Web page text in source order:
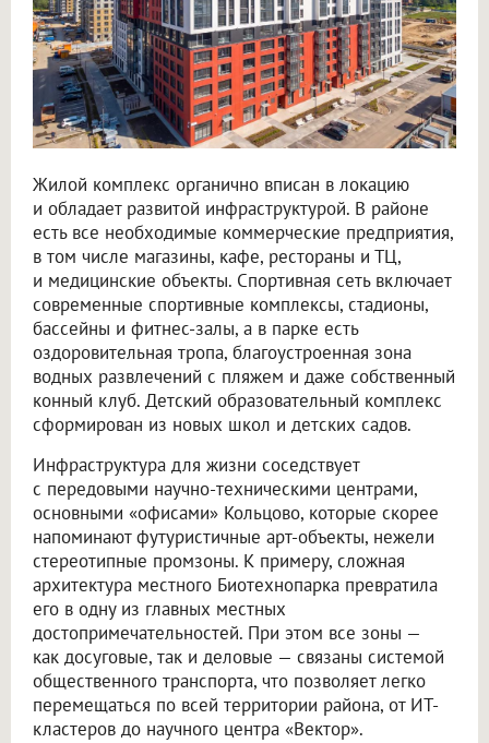
Жилой комплекс органично вписан в локацию
и обладает развитой инфраструктурой. В районе
есть все необходимые коммерческие предприятия,
в том числе магазины, кафе, рестораны и ТЦ,
и медицинские объекты. Спортивная сеть включает
современные спортивные комплексы, стадионы,
бассейны и фитнес-залы, а в парке есть
оздоровительная тропа, благоустроенная зона
водных развлечений с пляжем и даже собственный
конный клуб. Детский образовательный комплекс
сформирован из новых школ и детских садов.
Инфраструктура для жизни соседствует
с передовыми научно-техническими центрами,
основными «офисами» Кольцово, которые скорее
напоминают футуристичные арт-объекты, нежели
стереотипные промзоны. К примеру, сложная
архитектура местного Биотехнопарка превратила
его в одну из главных местных
достопримечательностей. При этом все зоны —
как досуговые, так и деловые — связаны системой
общественного транспорта, что позволяет легко
перемещаться по всей территории района, от ИТ-
кластеров до научного центра «Вектор».